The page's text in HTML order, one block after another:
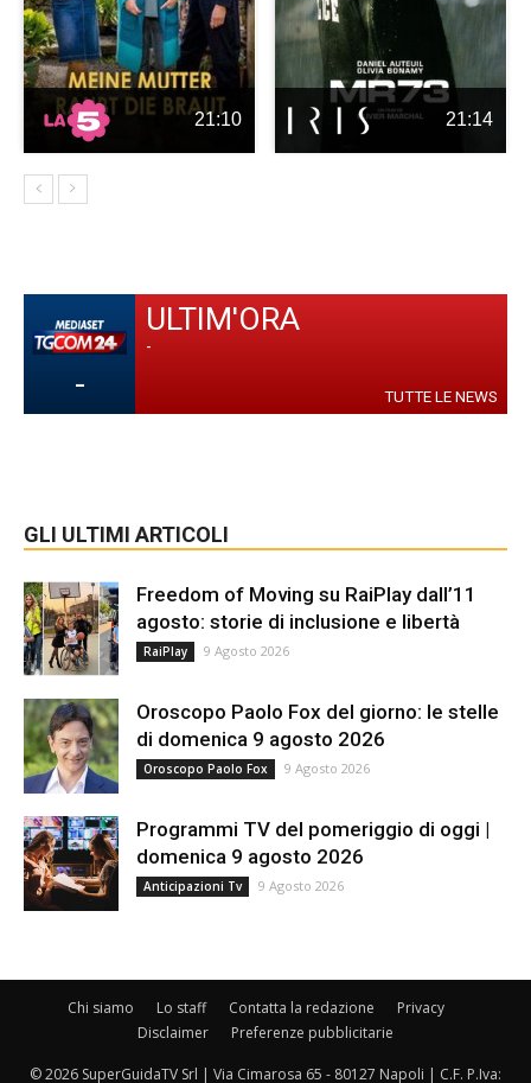
21:10 21:14
-
ULTIM'ORA
-
TUTTE LE NEWS
GLI ULTIMI ARTICOLI
Freedom of Moving su RaiPlay dall’11
agosto: storie di inclusione e libertà
RaiPlay 9 Agosto 2026
Oroscopo Paolo Fox del giorno: le stelle
di domenica 9 agosto 2026
Oroscopo Paolo Fox 9 Agosto 2026
Programmi TV del pomeriggio di oggi |
domenica 9 agosto 2026
Anticipazioni Tv 9 Agosto 2026
Chi siamo Lo staff Contatta la redazione
Privacy
Disclaimer
Preferenze pubblicitarie
© 2026 SuperGuidaTV Srl | Via Cimarosa 65 - 80127 Napoli | C.F. P.Iva: